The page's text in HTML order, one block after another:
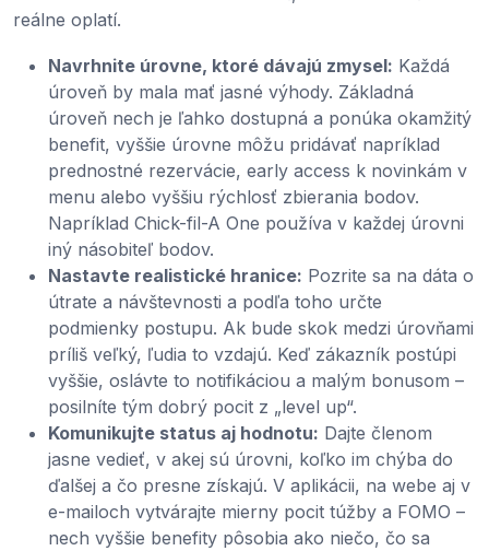
reálne oplatí.
Navrhnite úrovne, ktoré dávajú zmysel: Každá
úroveň by mala mať jasné výhody. Základná
úroveň nech je ľahko dostupná a ponúka okamžitý
benefit, vyššie úrovne môžu pridávať napríklad
prednostné rezervácie, early access k novinkám v
menu alebo vyššiu rýchlosť zbierania bodov.
Napríklad Chick-fil-A One používa v každej úrovni
iný násobiteľ bodov.
Nastavte realistické hranice: Pozrite sa na dáta o
útrate a návštevnosti a podľa toho určte
podmienky postupu. Ak bude skok medzi úrovňami
príliš veľký, ľudia to vzdajú. Keď zákazník postúpi
vyššie, oslávte to notifikáciou a malým bonusom –
posilníte tým dobrý pocit z „level up“.
Komunikujte status aj hodnotu: Dajte členom
jasne vedieť, v akej sú úrovni, koľko im chýba do
ďalšej a čo presne získajú. V aplikácii, na webe aj v
e-mailoch vytvárajte mierny pocit túžby a FOMO –
nech vyššie benefity pôsobia ako niečo, čo sa